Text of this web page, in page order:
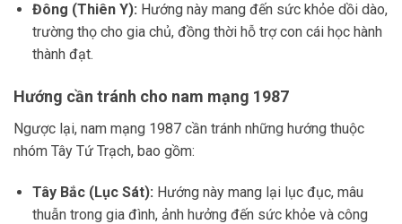
Đông (Thiên Y): Hướng này mang đến sức khỏe dồi dào,
trường thọ cho gia chủ, đồng thời hỗ trợ con cái học hành
thành đạt.
Hướng cần tránh cho nam mạng 1987
Ngược lại, nam mạng 1987 cần tránh những hướng thuộc
nhóm Tây Tứ Trạch, bao gồm:
Tây Bắc (Lục Sát): Hướng này mang lại lục đục, mâu
thuẫn trong gia đình, ảnh hưởng đến sức khỏe và công